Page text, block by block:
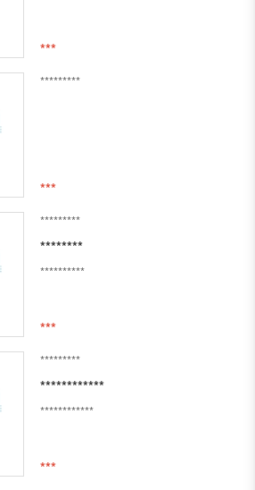
***
*********
***
*********
********
**********
***
*********
************
************
***